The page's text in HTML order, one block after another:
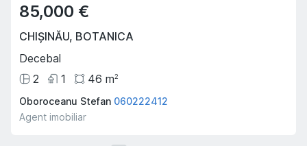
85,000 €
CHIȘINĂU, BOTANICA
Decebal
2
1 46 m2
Oboroceanu Stefan 060222412
Agent imobiliar